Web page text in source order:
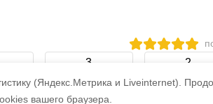
(Яндекс.Метрика и Liveinternet).
вашего браузера.
3 2